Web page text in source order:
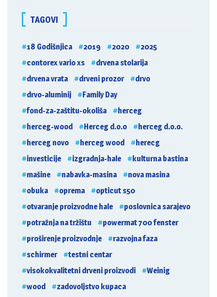
TAGOVI
18 Godišnjica 2019 2020
2025
contorex vario xs
drvena stolarija
drvena vrata
drveni prozor
drvo
drvo-aluminij
Family Day
fond-za-zaštitu-okoliša
herceg
herceg-wood
Herceg d.o.o
herceg d.o.o.
herceg novo
herceg wood
herecg
investicije
izgradnja-hale
kulturna bastina
mašine
nabavka-masina
nova masina
obuka
oprema
opticut s50
otvaranje proizvodne hale
poslovnica sarajevo
potražnja na tržištu
powermat 700 fenster
proširenje proizvodnje
razvojna faza
schirmer
testni centar
visokokvalitetni drveni proizvodi
Weinig
wood
zadovoljstvo kupaca